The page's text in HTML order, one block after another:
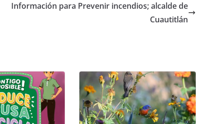
Información para Prevenir incendios; alcalde de
Cuautitlán